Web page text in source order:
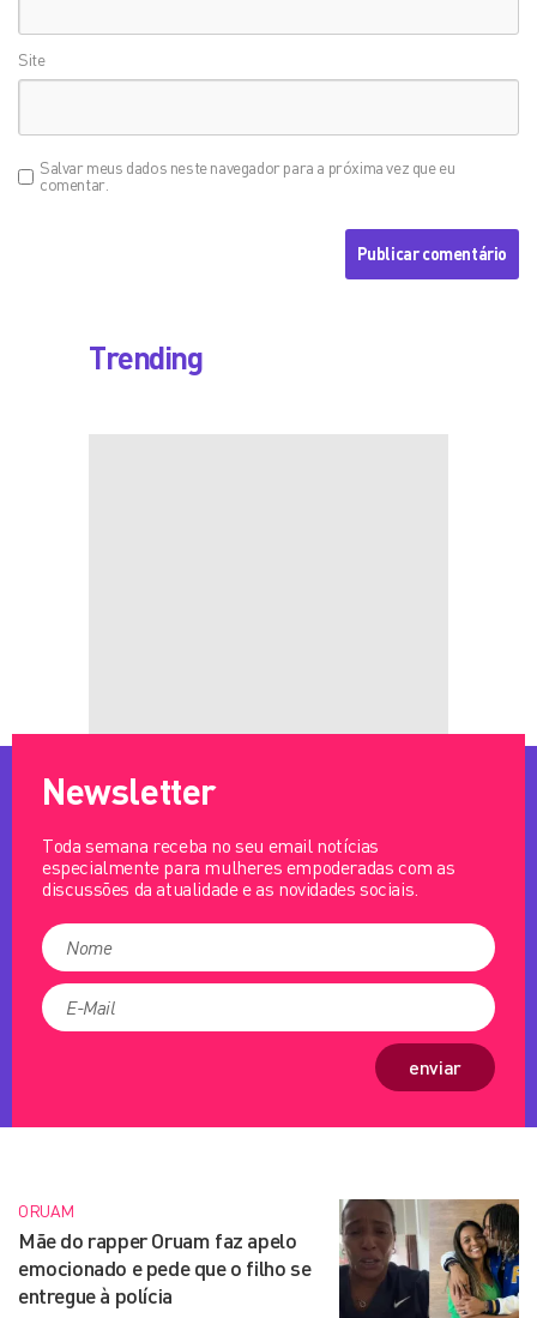
Site
Salvar meus dados neste navegador para a próxima vez que eu
comentar.
Trending
Newsletter
Toda semana receba no seu email notícias
especialmente para mulheres empoderadas com as
discussões da atualidade e as novidades sociais.
enviar
ORUAM
Mãe do rapper Oruam faz apelo
emocionado e pede que o filho se
entregue à polícia